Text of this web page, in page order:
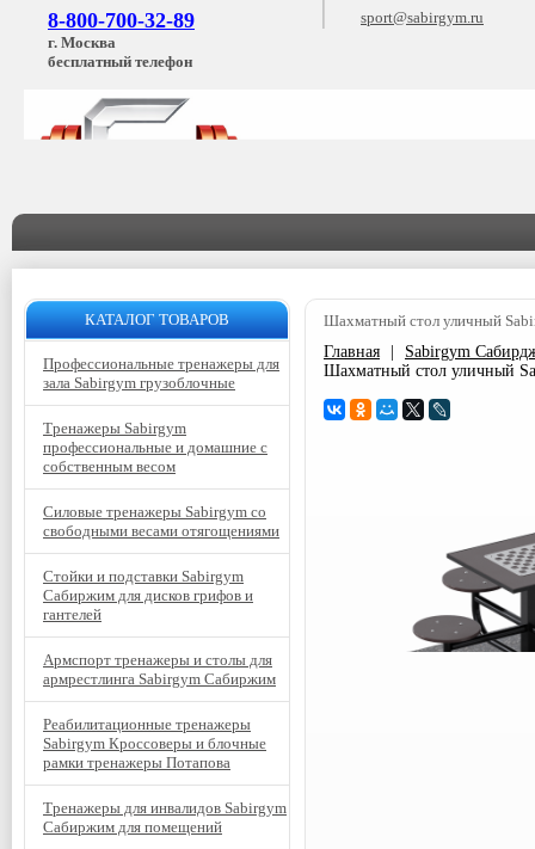
8-800-700-32-89
г. Москва
бесплатный телефон
sport@sabirgym.ru
Шахматный стол уличный
Главная
Sabirgym
Шахматный стол уличный
КАТАЛОГ ТОВАРОВ
Профессиональные тренажеры для
зала Sabirgym грузоблочные
Тренажеры Sabirgym
профессиональные и домашние с
собственным весом
Силовые тренажеры Sabirgym со
свободными весами отягощениями
Стойки и подставки Sabirgym
Сабиржим для дисков грифов и
гантелей
Армспорт тренажеры и столы для
армрестлинга Sabirgym Сабиржим
Реабилитационные тренажеры
Sabirgym Кроссоверы и блочные
рамки тренажеры Потапова
Тренажеры для инвалидов Sabirgym
Сабиржим для помещений